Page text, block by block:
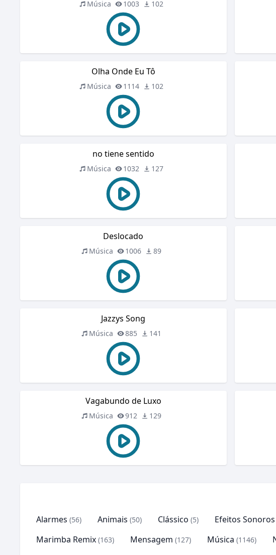
Música 1003 102
Olha Onde Eu Tô
Música 1114 102
no tiene sentido
Música 1032 127
Deslocado
Música 1006 89
Jazzys Song
Música 885 141
Vagabundo de Luxo
Música 912 129
Alarmes (56) Animais (50) Clássico (5) Efeitos Sonoros
Marimba Remix (163) Mensagem (127) Música (1146)